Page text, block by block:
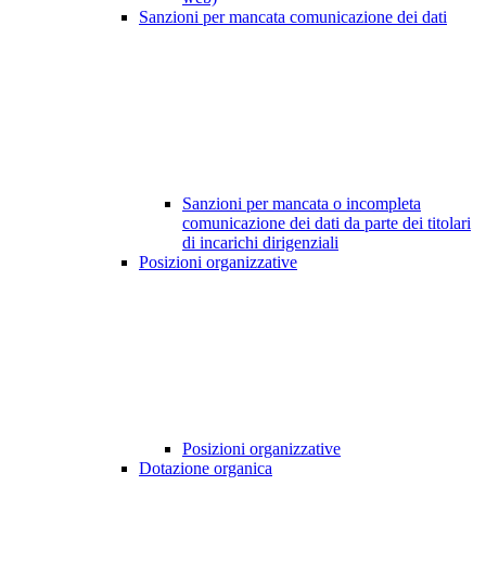
Sanzioni per mancata comunicazione dei dati
Sanzioni per mancata o incompleta
comunicazione dei dati da parte dei titolari
di incarichi dirigenziali
Posizioni organizzative
Posizioni organizzative
Dotazione organica